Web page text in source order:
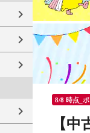
8/8 時点_
【